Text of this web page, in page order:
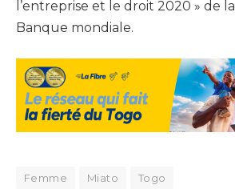
l’entreprise et le droit 2020 » de la
Banque mondiale.
Femme Miato Togo